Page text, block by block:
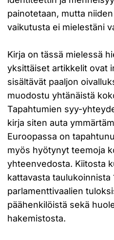
painotetaan, mutta
vaikutusta ei mielestäni
Kirja on tässä mielessä
yksittäiset artikkelit ovat
sisältävät paaljon
muodostu yhtänäistä
Tapahtumien syy-
kirja siten auta
Euroopassa on
myös hyötynyt teemoja
yhteenvedosta. Kiitosta
kattavasta taulukoinnista
parlamenttivaalien
päähenkilöistä sekä
hakemistosta.